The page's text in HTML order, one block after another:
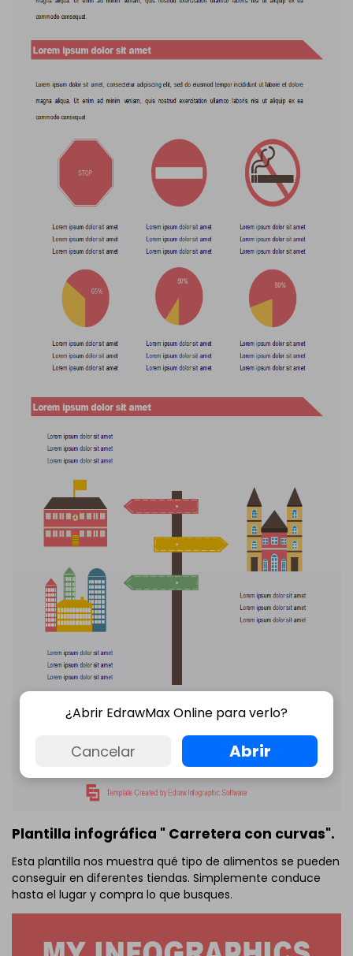
Plantilla infográfica " Carretera con curvas".
Esta plantilla nos muestra qué tipo de alimentos se pueden
conseguir en diferentes tiendas. Simplemente conduce
hasta el lugar y compra lo que busques.
¿Abrir EdrawMax Online para verlo?
Cancelar Abrir